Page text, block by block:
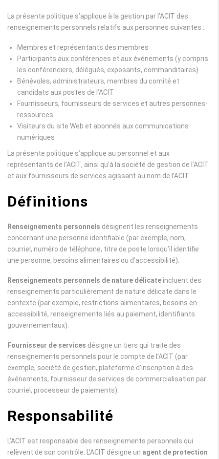
La présente politique s’applique à la gestion par l’ACIT des
renseignements personnels relatifs aux personnes suivantes :
Membres et représentants des membres
Participants aux conférences et aux événements (y compris
les conférenciers, délégués, exposants, commanditaires)
Bénévoles, administrateurs, membres du comité et
candidats aux postes de l’ACIT
Fournisseurs, fournisseurs de services et autres personnes-
ressources
Visiteurs du site Web et abonnés aux communications
numériques
La présente politique s’applique au personnel et aux
représentants de l’ACIT, ainsi qu’à la société de gestion de l’ACIT
et aux fournisseurs de services agissant au nom de l’ACIT.
Définitions
Renseignements personnels désignent les renseignements
concernant une personne identifiable (par exemple, nom,
courriel, numéro de téléphone, titre de poste lorsqu’il identifie
une personne, besoins alimentaires ou d’accessibilité).
Renseignements personnels de nature délicateincluent des
renseignements particulièrement de nature délicate dans le
contexte (par exemple, restrictions alimentaires, besoins en
accessibilité, renseignements liés au paiement, identifiants
gouvernementaux).
Fournisseur de services désigne un tiers qui traite des
renseignements personnels pour le compte de l’ACIT (par
exemple, société de gestion, plateforme d’inscription à des
événements, fournisseur de services de commercialisation par
courriel, processeur de paiements).
Responsabilité
L’ACIT est responsable des renseignements personnels qui
relèvent de son contrôle. L’ACIT désigne un agent de protection